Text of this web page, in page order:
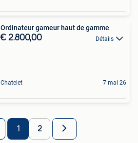
Ordinateur gameur haut de gamme
€ 2.800,00 Détails
Chatelet 7 mai 26
1 2